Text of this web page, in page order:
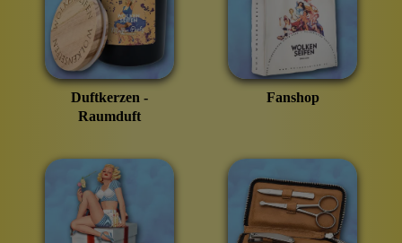
Duftkerzen -
Raumduft
Fanshop